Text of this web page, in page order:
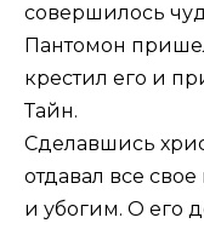
совершилось
Пантомон
крестил его и
Тайн.
Сделавшись
отдавал все
и убогим. О его